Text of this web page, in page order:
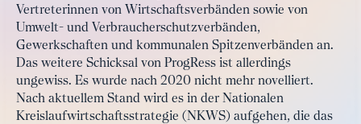
Vertreterinnen von Wirtschaftsverbänden sowie von
Umwelt- und Verbraucherschutzverbänden,
Gewerkschaften und kommunalen Spitzenverbänden an.
Das weitere Schicksal von ProgRess ist allerdings
ungewiss. Es wurde nach 2020 nicht mehr novelliert.
Nach aktuellem Stand wird es in der Nationalen
Kreislaufwirtschaftsstrategie (NKWS) aufgehen, die das